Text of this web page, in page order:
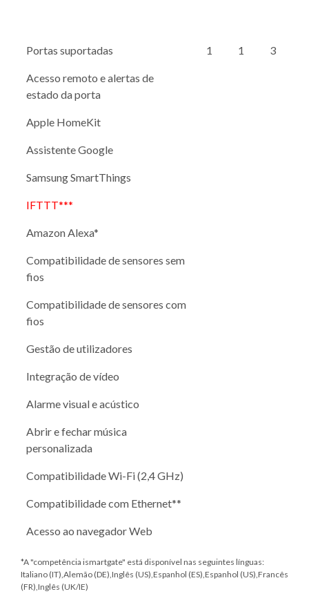
Portas suportadas 1 1 3
Acesso remoto e alertas de
estado da porta
Apple HomeKit
Assistente Google
Samsung SmartThings
IFTTT***
Amazon Alexa*
Compatibilidade de sensores sem
fios
Compatibilidade de sensores com
fios
Gestão de utilizadores
Integração de vídeo
Alarme visual e acústico
Abrir e fechar música
personalizada
Compatibilidade Wi-Fi (2,4 GHz)
Compatibilidade com Ethernet**
Acesso ao navegador Web
*A "competência ismartgate" está disponível nas seguintes línguas:
Italiano (IT),Alemão (DE),Inglês (US),Espanhol (ES),Espanhol (US),Francês
(FR),Inglês (UK/IE)